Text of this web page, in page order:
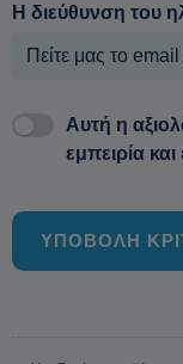
Η διεύθυνση του
Αυτή η
εμπειρία
ΥΠΟΒΟΛΗ